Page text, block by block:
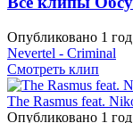
Опубликовано 1
Nevertel - Criminal
Смотреть клип
The Rasmus feat.
Опубликовано 1